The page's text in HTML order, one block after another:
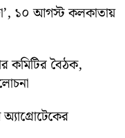
১০ আগস্ট কলকাতায়
কমিটির বৈঠক,